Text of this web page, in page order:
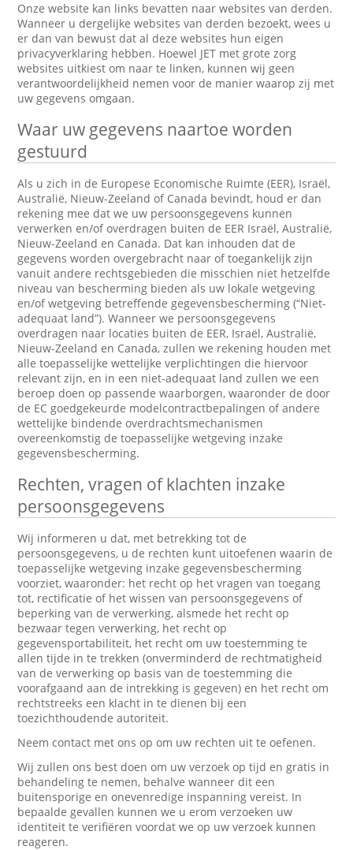
Onze website kan links bevatten naar websites van derden.
Wanneer u dergelijke websites van derden bezoekt, wees u
er dan van bewust dat al deze websites hun eigen
privacyverklaring hebben. Hoewel JET met grote zorg
websites uitkiest om naar te linken, kunnen wij geen
verantwoordelijkheid nemen voor de manier waarop zij met
uw gegevens omgaan.
Waar uw gegevens naartoe worden
gestuurd
Als u zich in de Europese Economische Ruimte (EER), Israël,
Australië, Nieuw-Zeeland of Canada bevindt, houd er dan
rekening mee dat we uw persoonsgegevens kunnen
verwerken en/of overdragen buiten de EER Israël, Australië,
Nieuw-Zeeland en Canada. Dat kan inhouden dat de
gegevens worden overgebracht naar of toegankelijk zijn
vanuit andere rechtsgebieden die misschien niet hetzelfde
niveau van bescherming bieden als uw lokale wetgeving
en/of wetgeving betreffende gegevensbescherming (“Niet-
adequaat land”). Wanneer we persoonsgegevens
overdragen naar locaties buiten de EER, Israël, Australië,
Nieuw-Zeeland en Canada, zullen we rekening houden met
alle toepasselijke wettelijke verplichtingen die hiervoor
relevant zijn, en in een niet-adequaat land zullen we een
beroep doen op passende waarborgen, waaronder de door
de EC goedgekeurde modelcontractbepalingen of andere
wettelijke bindende overdrachtsmechanismen
overeenkomstig de toepasselijke wetgeving inzake
gegevensbescherming.
Rechten, vragen of klachten inzake
persoonsgegevens
Wij informeren u dat, met betrekking tot de
persoonsgegevens, u de rechten kunt uitoefenen waarin de
toepasselijke wetgeving inzake gegevensbescherming
voorziet, waaronder: het recht op het vragen van toegang
tot, rectificatie of het wissen van persoonsgegevens of
beperking van de verwerking, alsmede het recht op
bezwaar tegen verwerking, het recht op
gegevensportabiliteit, het recht om uw toestemming te
allen tijde in te trekken (onverminderd de rechtmatigheid
van de verwerking op basis van de toestemming die
voorafgaand aan de intrekking is gegeven) en het recht om
rechtstreeks een klacht in te dienen bij een
toezichthoudende autoriteit.
Neem contact met ons op om uw rechten uit te oefenen.
Wij zullen ons best doen om uw verzoek op tijd en gratis in
behandeling te nemen, behalve wanneer dit een
buitensporige en onevenredige inspanning vereist. In
bepaalde gevallen kunnen we u erom verzoeken uw
identiteit te verifiëren voordat we op uw verzoek kunnen
reageren.